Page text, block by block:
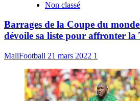
Non classé
Barrages de la Coupe du
dévoile sa liste pour affronter la
MaliFootball 21 mars 2022 1